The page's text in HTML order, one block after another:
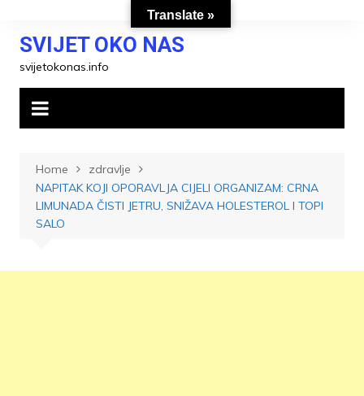
contentSVIJET OKO NAS
svijetokonas.info
Home
zdravlje
NAPITAK KOJI OPORAVLJA CIJELI ORGANIZAM: CRNA
LIMUNADA ČISTI JETRU, SNIŽAVA HOLESTEROL I TOPI
SALO
Translate »